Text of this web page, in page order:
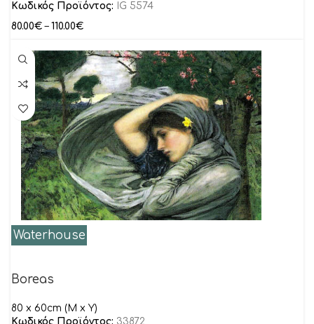
Κωδικός Προϊόντος:
IG 5574
80.00€ – 110.00€
Waterhouse
Boreas
80 x 60cm (M x Y)
Κωδικός Προϊόντος: 33872